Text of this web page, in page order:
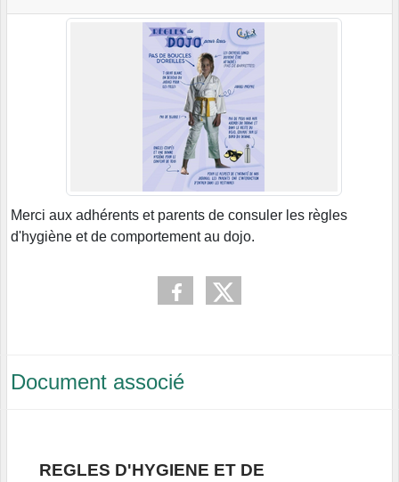
Merci aux adhérents et parents de consuler les règles
d'hygiène et de comportement au dojo.
Document associé
REGLES D'HYGIENE ET DE